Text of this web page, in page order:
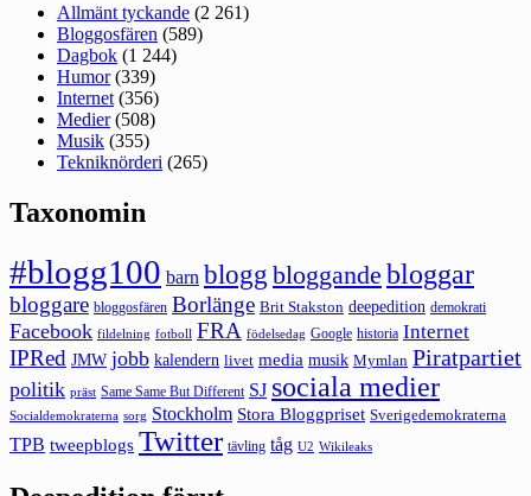
Allmänt tyckande (2 261)
Bloggosfären (589)
Dagbok (1 244)
Humor(339)
Internet (356)
Medier(508)
Musik (355)
Tekniknörderi (265)
Taxonomin
#blogg100 barn blogg bloggande bloggar
bloggare bloggosfären Borlänge Brit Stakston deepedition demokrati
Facebook fildelning fotboll FRA födelsedag Google historia Internet
IPRed JMW jobb kalendern livet media musik Mymlan Piratpartiet
politik präst Same Same But Different SJ sociala medier
Socialdemokraterna sorg Stockholm Stora Bloggpriset Sverigedemokraterna
TPB tweepblogs Twitter tävling tåg U2 Wikileaks